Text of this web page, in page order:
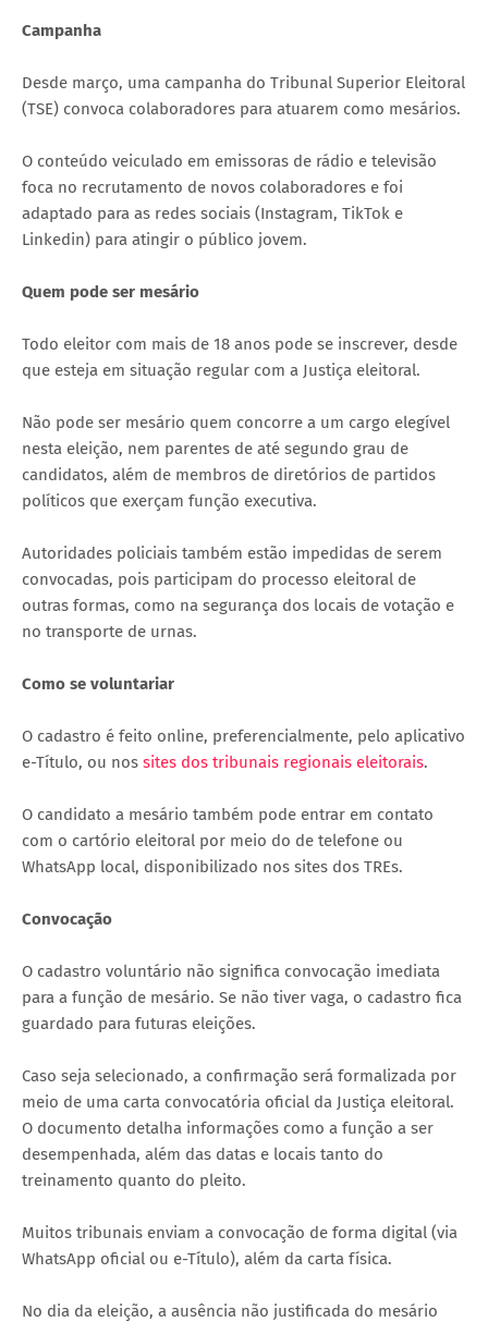
Campanha
Desde março, uma campanha do Tribunal Superior Eleitoral
(TSE) convoca colaboradores para atuarem como mesários.
O conteúdo veiculado em emissoras de rádio e televisão
foca no recrutamento de novos colaboradores e foi
adaptado para as redes sociais (Instagram, TikTok e
Linkedin) para atingir o público jovem.
Quem pode ser mesário
Todo eleitor com mais de 18 anos pode se inscrever, desde
que esteja em situação regular com a Justiça eleitoral.
Não pode ser mesário quem concorre a um cargo elegível
nesta eleição, nem parentes de até segundo grau de
candidatos, além de membros de diretórios de partidos
políticos que exerçam função executiva.
Autoridades policiais também estão impedidas de serem
convocadas, pois participam do processo eleitoral de
outras formas, como na segurança dos locais de votação e
no transporte de urnas.
Como se voluntariar
O cadastro é feito online, preferencialmente, pelo aplicativo
e-Título, ou nos sites dos tribunais regionais eleitorais.
O candidato a mesário também pode entrar em contato
com o cartório eleitoral por meio do de telefone ou
WhatsApp local, disponibilizado nos sites dos TREs.
Convocação
O cadastro voluntário não significa convocação imediata
para a função de mesário. Se não tiver vaga, o cadastro fica
guardado para futuras eleições.
Caso seja selecionado, a confirmação será formalizada por
meio de uma carta convocatória oficial da Justiça eleitoral.
O documento detalha informações como a função a ser
desempenhada, além das datas e locais tanto do
treinamento quanto do pleito.
Muitos tribunais enviam a convocação de forma digital (via
WhatsApp oficial ou e-Título), além da carta física.
No dia da eleição, a ausência não justificada do mesário